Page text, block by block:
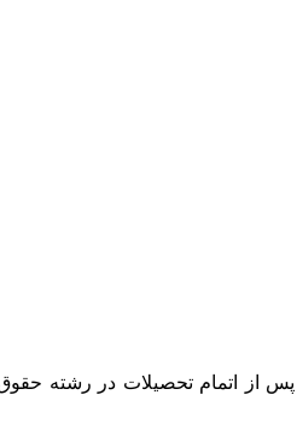
از اتمام تحصیلات در رشته